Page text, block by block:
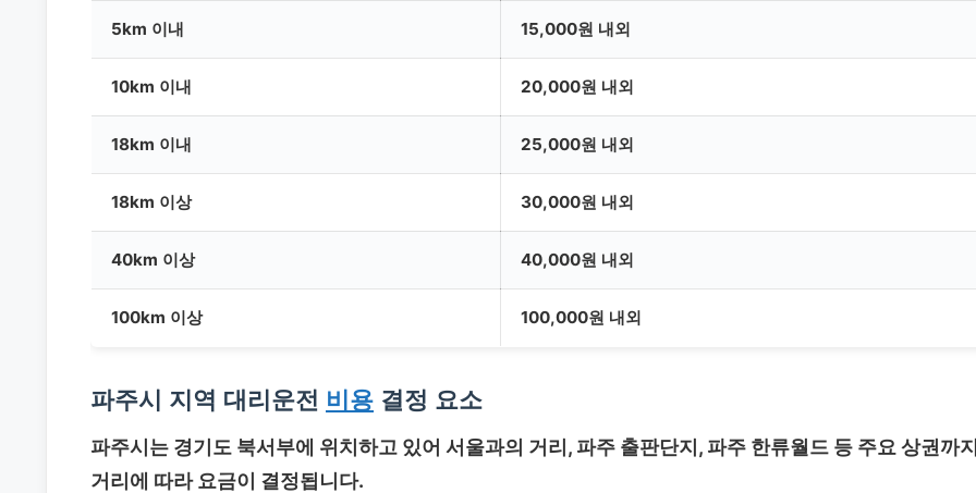
5km 이내 15,000원 내외
10km 이내 20,000원 내외
18km 이내 25,000원 내외
18km 이상 30,000원 내외
40km 이상 40,000원 내외
100km 이상 100,000원 내외
파주시 지역 대리운전 비용 결정 요소
파주시는 경기도 북서부에 위치하고 있어 서울과의 거리, 파주 출판단지, 파주 한류월드 등 주요 상권까
거리에 따라 요금이 결정됩니다.